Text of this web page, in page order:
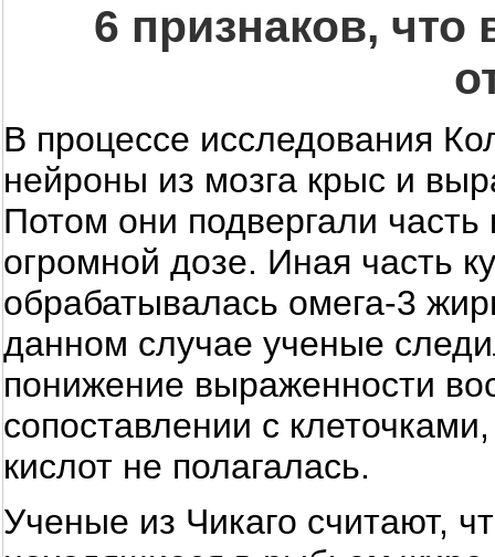
6 признаков, что
В процессе исследования
нейроны из мозга крыс и
Потом они подвергали часть
огромной дозе. Иная часть
обрабатывалась омега-3
данном случае ученые
понижение выраженности
сопоставлении с
кислот не полагалась.
Ученые из Чикаго считают,